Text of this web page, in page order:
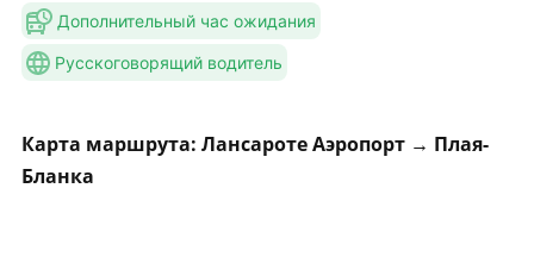
Дополнительный час ожидания
Русскоговорящий водитель
Карта маршрута: Лансароте Аэропорт → Плая-
Бланка